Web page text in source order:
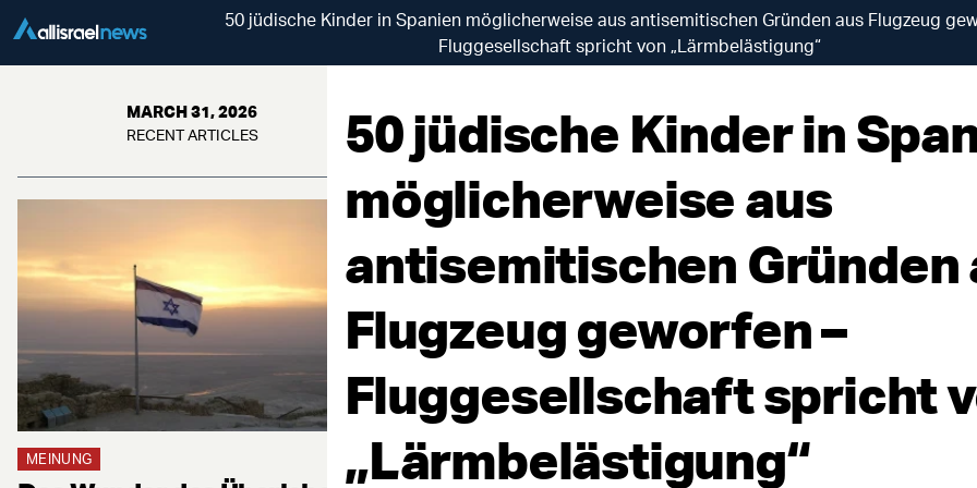
50 jüdische Kinder in Spanien möglicherweise aus antisemitischen Gründen aus Flugzeug
Fluggesellschaft spricht von „Lärmbelästigung“
MARCH 31, 2026
RECENT ARTICLES
MEINUNG
50 jüdische Kinder in
möglicherweise aus
antisemitischen Gründen
Flugzeug geworfen –
Fluggesellschaft spricht
„Lärmbelästigung“